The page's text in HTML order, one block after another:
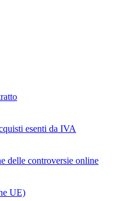
esenti da IVA
delle controversie online
UE)